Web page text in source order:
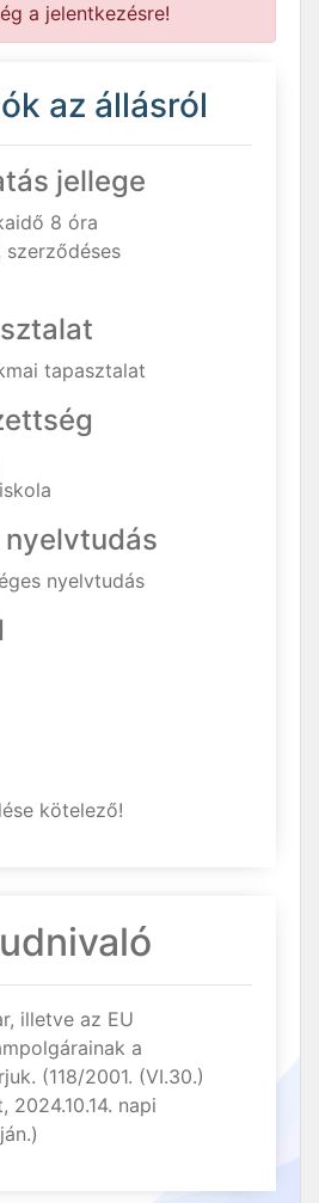
a jelentkezésre!
az állásról
jellege
8 óra
szerződéses
tapasztalat
nyelvtudás
nyelvtudás
kötelező!
illetve az EU
a
(118/2001. (VI.30.)
2024.10.14. napi